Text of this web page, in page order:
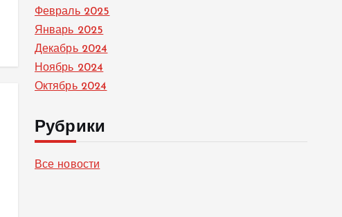
Февраль 2025
Январь 2025
Декабрь 2024
Ноябрь 2024
Октябрь 2024
Рубрики
Все новости